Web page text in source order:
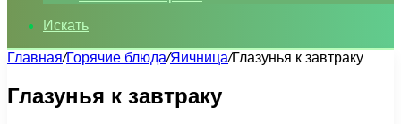
Искать
Главная/Горячие блюда/Яичница/Глазунья к завтраку
Глазунья к завтраку